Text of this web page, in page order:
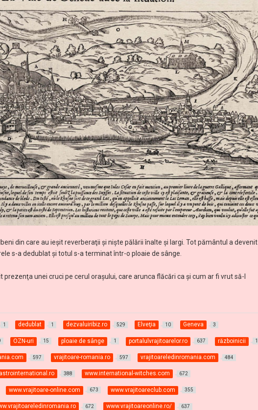
din care au ieşit reverberaţii şi nişte pălării înalte şi largi. Tot pământul a devenit
s-a dedublat şi totul s-a terminat într-o ploaie de sânge.
prezenţa unei cruci pe cerul oraşului, care arunca flăcări ca şi cum ar fi vrut să-l
1 dedublat 1 dezvaluiribiz.ro 529 Elveţia 10 Geneva 3
OZN-uri 15 ploaie de sânge 1 portalulvrajitoarelor.ro 637 războinicii 1
597 vrajitoare-romania.ro 597 vrajitoareledinromania.com 484
388 www.international-witches.com 672
www.vrajitoare-online.com 673 www.vrajitoareclub.com 355
672 www.vrajitoareonline.ro/ 637